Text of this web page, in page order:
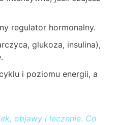
regulator hormonalny.
glukoza, insulina),
i poziomu energii, a
objawy i leczenie. Co